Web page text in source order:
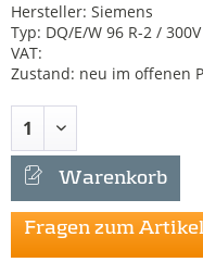
Hersteller: Siemens
Typ: DQ/E/W 96 R-2 / 300V
VAT:
Zustand: neu im offenen
Warenkorb
Fragen zum